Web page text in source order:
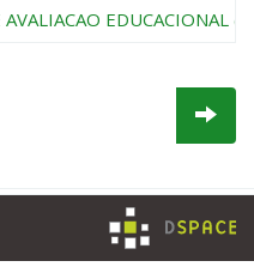
EDUCACIONAL